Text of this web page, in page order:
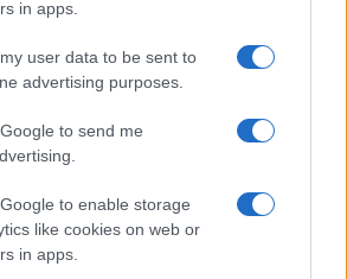
in apps.
user data to be sent to
advertising purposes.
to send me
to enable storage
like cookies on web or
in apps.
Castiglioni, veneziano, iniziò come
centinaia di messaggi: quella
spinse la sua trasformazione in
appunti fotografici di vaporetto e